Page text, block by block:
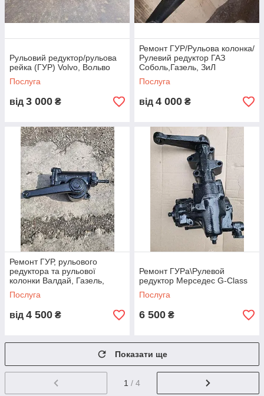
Рульовий редуктор/рульова
рейка (ГУР) Volvo, Вольво
Послуга
від 3 000 ₴
Ремонт ГУР/Рульова колонка/
Рулевий редуктор ГАЗ
Соболь,Газель, ЗиЛ
Послуга
від 4 000 ₴
Ремонт ГУР, рульового
редуктора та рульової
колонки Валдай, Газель,
Соболь
Послуга
від 4 500 ₴
Ремонт ГУРа\Рулевой
редуктор Мерседес G-Class
Послуга
6 500 ₴
Показати ще
1 / 4